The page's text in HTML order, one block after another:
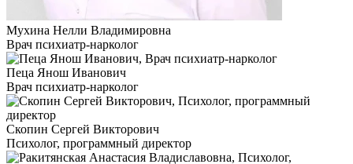
Мухина Нелли Владимировна
Врач психиатр-нарколог
Пеца Янош Иванович
Врач психиатр-нарколог
Скопин Сергей Викторович
Психолог, программный директор